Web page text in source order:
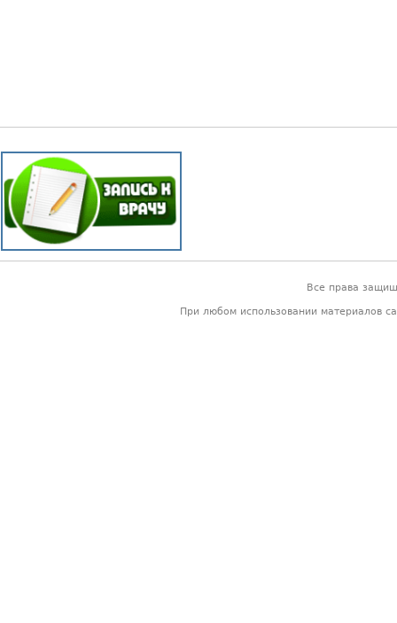
Все права
При любом использовании материалов